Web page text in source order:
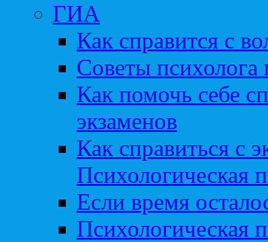
ГИА
Как справится с
Советы
Как помочь себе
экзаменов
Как справиться с
Психологическая
Если время
Психологическая